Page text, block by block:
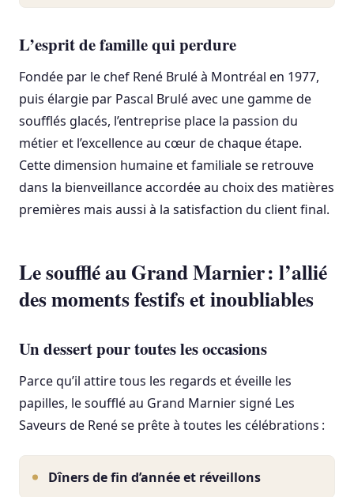
L’esprit de famille qui perdure
Fondée par le chef René Brulé à Montréal en 1977,
puis élargie par Pascal Brulé avec une gamme de
soufflés glacés, l’entreprise place la passion du
métier et l’excellence au cœur de chaque étape.
Cette dimension humaine et familiale se retrouve
dans la bienveillance accordée au choix des matières
premières mais aussi à la satisfaction du client final.
Le soufflé au Grand Marnier : l’allié
des moments festifs et inoubliables
Un dessert pour toutes les occasions
Parce qu’il attire tous les regards et éveille les
papilles, le soufflé au Grand Marnier signé Les
Saveurs de René se prête à toutes les célébrations :
Dîners de fin d’année et réveillons